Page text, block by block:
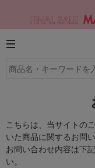
こちらは、当サイトの
いた商品に関するお問
お問い合わせ内容は下
い。